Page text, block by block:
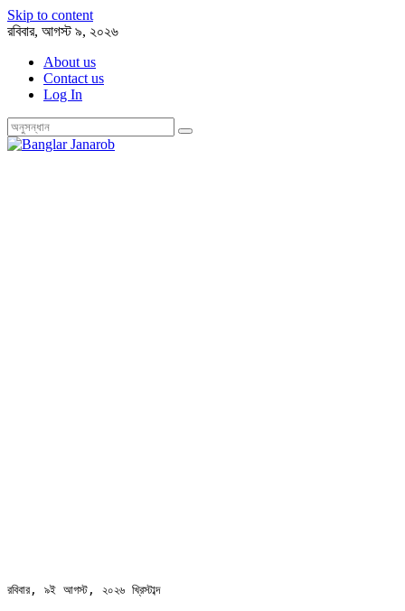
Skip to content
রবিবার, আগস্ট ৯, ২০২৬
About us
Contact us
Log In
রবিবার, ৯ই আগস্ট, ২০২৬ খ্রিস্টাব্দ